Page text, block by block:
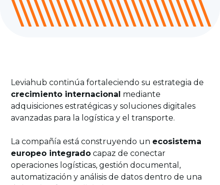
Leviahub continúa fortaleciendo su estrategia de
crecimiento internacional mediante
adquisiciones estratégicas y soluciones digitales
avanzadas para la logística y el transporte.
La compañía está construyendo un ecosistema
europeo integrado capaz de conectar
operaciones logísticas, gestión documental,
automatización y análisis de datos dentro de una